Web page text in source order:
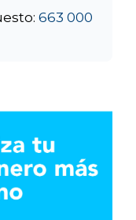
663 000